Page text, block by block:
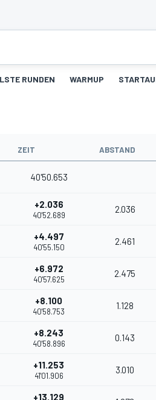
RUNDEN WARMUP
ZEIT ABSTAND
40'50.653
+2.036
40'52.689
2.036
+4.497
40'55.150
2.461
+6.972
40'57.625
2.475
+8.100
40'58.753
1.128
+8.243
40'58.896
0.143
+11.253
41'01.906
3.010
+13.129